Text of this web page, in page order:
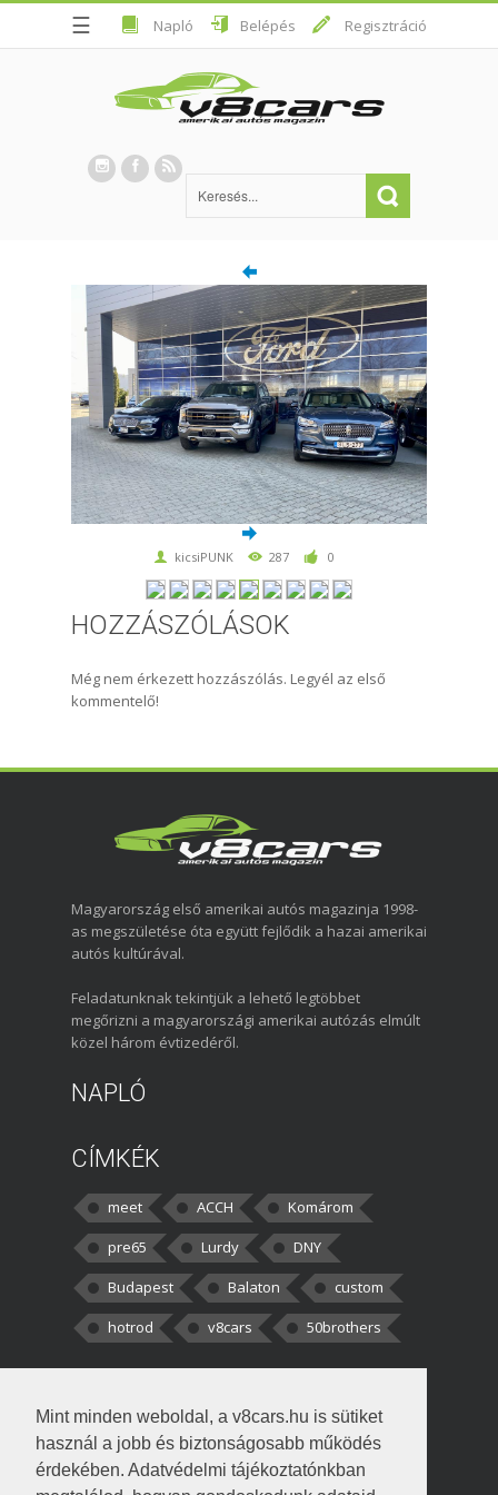
Mint minden weboldal, a v8cars.hu is sütiket
használ a jobb és biztonságosabb működés
érdekében. Adatvédelmi tájékoztatónkban
☰ Napló Belépés Regisztráció
kicsiPUNK 287 0
HOZZÁSZÓLÁSOK
Még nem érkezett hozzászólás. Legyél az első
kommentelő!
Magyarország első amerikai autós magazinja 1998-
as megszületése óta együtt fejlődik a hazai amerikai
autós kultúrával.
Feladatunknak tekintjük a lehető legtöbbet
megőrizni a magyarországi amerikai autózás elmúlt
közel három évtizedéről.
NAPLÓ
CÍMKÉK
meet ACCH
Komárom
pre65
Lurdy
DNY
Budapest
Balaton
custom
hotrod
v8cars 50brothers
kortisz:Elszúrtam! Én csak két
darabbaal számoltam. Nem tudtam, hogy fél autót,